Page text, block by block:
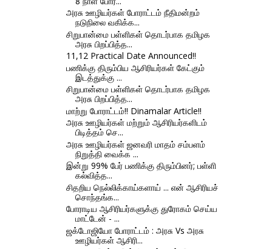
அரசு ஊழியர்கள் போராட்டம் நீதிமன்றம்
நடுநிலை வகிக்க...
சிறுபான்மை பள்ளிகள் தொடர்பாக தமிழக
அரசு பிறப்பித்த...
11,12 Practical Date Announced!!
பணிக்கு திரும்பிய ஆசிரியர்கள் கேட்கும்
இடத்துக்கு ...
சிறுபான்மை பள்ளிகள் தொடர்பாக தமிழக
அரசு பிறப்பித்த...
மாற்று போராட்டம்!! Dinamalar Article!!
அரசு ஊழியர்கள் மற்றும் ஆசிரியர்களிடம்
பிடித்தம் செ...
அரசு ஊழியர்கள் ஜனவரி மாதம் சம்பளம்
நிறுத்தி வைக்க ...
இன்று 99% பேர் பணிக்கு திரும்பினர்; பள்ளி
கல்வித்த...
சிதறிய நெல்லிக்காய்களாய் ... என் ஆசிரியச்
சொந்தங்க...
போராடிய ஆசிரியர்களுக்கு துரோகம் செய்ய
மாட்டேன் - ...
ஜக்டோஜியோ போராட்டம் : அரசு Vs அரசு
ஊழியர்கள் ஆசிரி...